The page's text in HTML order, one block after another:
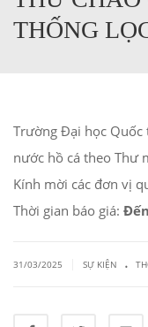
THỐNG
Trường Đại học Quốc
nước hồ cá theo Thư
Kính mời các đơn vị
Thời gian báo giá:
31/03/2025 SỰ KIỆN .